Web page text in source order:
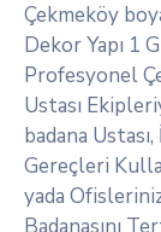
Çekmeköy
Dekor Yapı 1
Profesyonel
Ustası
badana
Gereçleri
yada